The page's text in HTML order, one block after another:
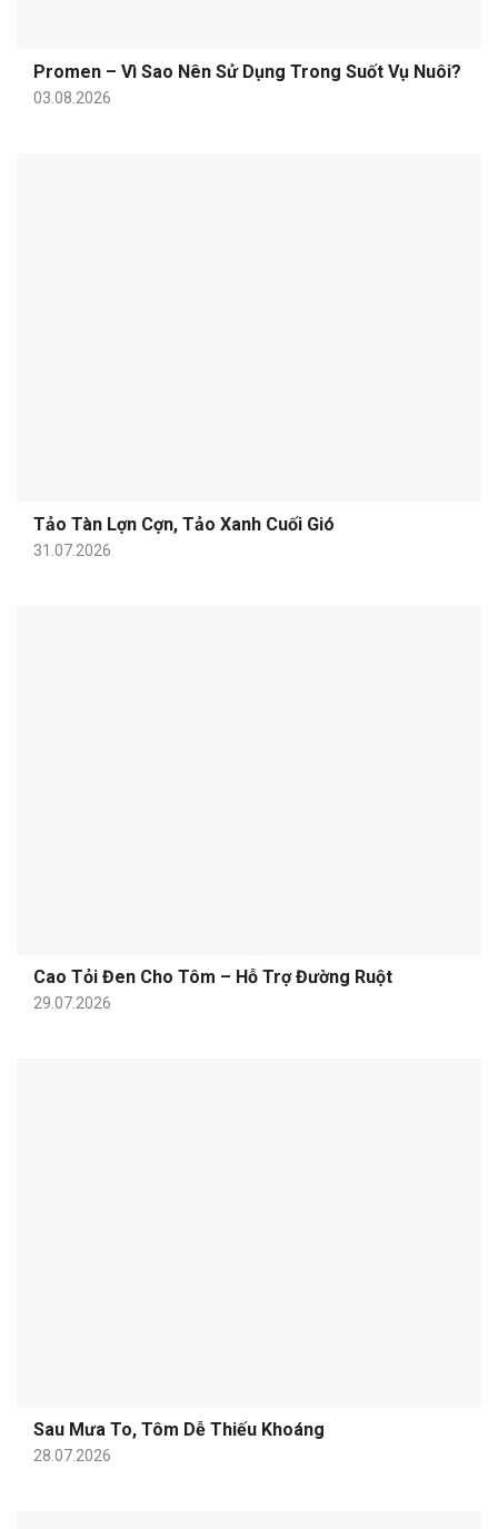
Promen – Vì Sao Nên Sử Dụng Trong Suốt Vụ Nuôi?
03.08.2026
Tảo Tàn Lợn Cợn, Tảo Xanh Cuối Gió
31.07.2026
Cao Tỏi Đen Cho Tôm – Hỗ Trợ Đường Ruột
29.07.2026
Sau Mưa To, Tôm Dễ Thiếu Khoáng
28.07.2026